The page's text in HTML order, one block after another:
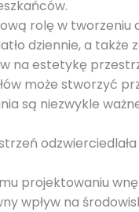
rolę w
dziennie, a także
na estetykę
może stworzyć
są niezwykle
projektowaniu
wpływ na